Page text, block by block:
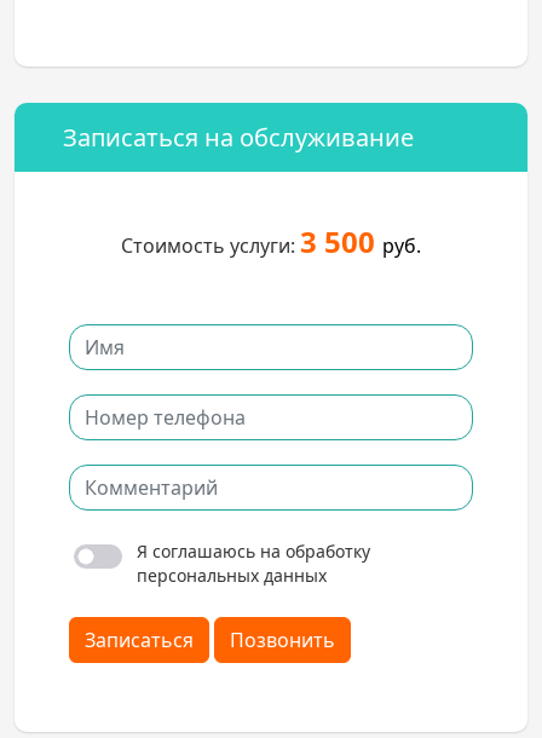
Записаться на обслуживание
Стоимость услуги: 3 500 руб.
Я соглашаюсь на обработку
персональных данных
Записаться Позвонить